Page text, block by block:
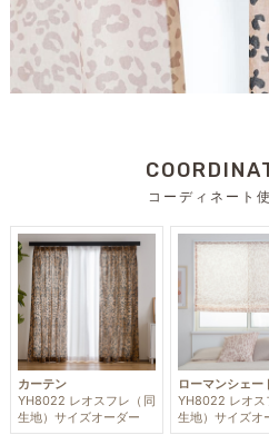
コーディネート
カーテン
YH8022 レオスフレ（同
生地）サイズオーダー
ローマンシェー
YH8022 レオス
生地）サイズオ